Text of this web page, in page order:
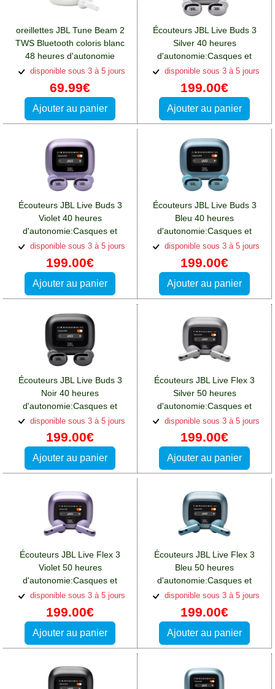
oreillettes JBL Tune Beam 2
TWS Bluetooth coloris blanc
48 heures d'autonomie
totale:Casques et écouteurs
Oppo A76
disponible sous 3 à 5 jours
69.99€
Ajouter au panier
Écouteurs JBL Live Buds 3
Silver 40 heures
d'autonomie:Casques et
écouteurs Oppo A76
disponible sous 3 à 5 jours
199.00€
Ajouter au panier
Écouteurs JBL Live Buds 3
Violet 40 heures
d'autonomie:Casques et
écouteurs Oppo A76
disponible sous 3 à 5 jours
199.00€
Ajouter au panier
Écouteurs JBL Live Buds 3
Bleu 40 heures
d'autonomie:Casques et
écouteurs Oppo A76
disponible sous 3 à 5 jours
199.00€
Ajouter au panier
Écouteurs JBL Live Buds 3
Noir 40 heures
d'autonomie:Casques et
écouteurs Oppo A76
disponible sous 3 à 5 jours
199.00€
Ajouter au panier
Écouteurs JBL Live Flex 3
Silver 50 heures
d'autonomie:Casques et
écouteurs Oppo A76
disponible sous 3 à 5 jours
199.00€
Ajouter au panier
Écouteurs JBL Live Flex 3
Violet 50 heures
d'autonomie:Casques et
écouteurs Oppo A76
disponible sous 3 à 5 jours
199.00€
Ajouter au panier
Écouteurs JBL Live Flex 3
Bleu 50 heures
d'autonomie:Casques et
écouteurs Oppo A76
disponible sous 3 à 5 jours
199.00€
Ajouter au panier